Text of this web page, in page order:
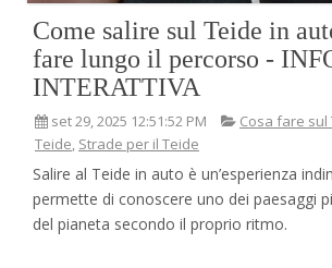
Come salire sul Teide in
fare lungo il percorso -
INTERATTIVA
set 29, 2025 12:51:52 PM Cosa fare sul
Teide, Strade per il Teide
Salire al Teide in auto è un’esperienza
permette di conoscere uno dei paesaggi
del pianeta secondo il proprio ritmo.